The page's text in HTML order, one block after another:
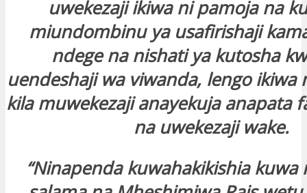
uwekezaji ikiwa ni pamoja na
miundombinu ya usafirishaji
ndege na nishati ya kutosha
uendeshaji wa viwanda, lengo ikiwa
kila muwekezaji anayekuja anapata
na uwekezaji wake.
“Ninapenda kuwahakikishia kuwa